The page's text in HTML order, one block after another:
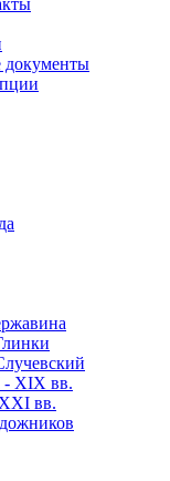
документы
- XIX вв.
вв.